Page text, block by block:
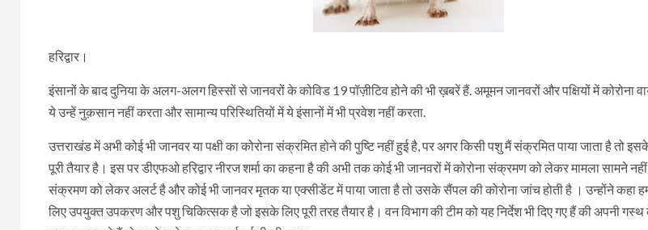
हरिद्वार।
इंसानों के बाद दुनिया के अलग-अलग हिस्सों से जानवरों के कोविड 19 पॉज़ीटिव होने की भी ख़बरें हैं. अमूमन जानवरों और पक्षियों में कोरोना
ये उन्हें नुक़सान नहीं करता और सामान्य परिस्थितियों में ये इंसानों में भी प्रवेश नहीं करता.
उत्तराखंड में अभी कोई भी जानवर या पक्षी का कोरोना संक्रमित होने की पुष्टि नहीं हुई है, पर अगर किसी पशु मैं संक्रमित पाया जाता है तो
पूरी तैयार है। इस पर डीएफओ हरिद्वार नीरज शर्मा का कहना है की अभी तक कोई भी जानवरों में कोरोना संक्रमण को लेकर मामला सामने
संक्रमण को लेकर अलर्ट है और कोई भी जानवर मृतक या एक्सीडेंट में पाया जाता है तो उसके सैंपल की कोरोना जांच होती है । उन्होंने कहा
लिए उपयुक्त उपकरण और पशु चिकित्सक है जो इसके लिए पूरी तरह तैयार है। वन विभाग की टीम को यह निर्देश भी दिए गए हैं की अपनी गस्थ